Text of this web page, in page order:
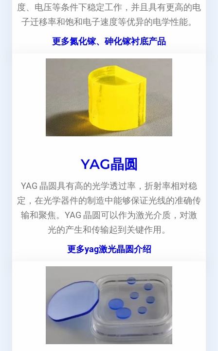
度、电压等条件下稳定工作，并且具有更高的电
子迁移率和饱和电子速度等优异的电学性能。
更多氮化镓、砷化镓衬底产品
YAG晶圆
YAG 晶圆具有高的光学透过率，折射率相对稳
定，在光学器件的制造中能够保证光线的准确传
输和聚焦。YAG 晶圆可以作为激光介质，对激
光的产生和传输起到关键作用。
更多yag激光晶圆介绍